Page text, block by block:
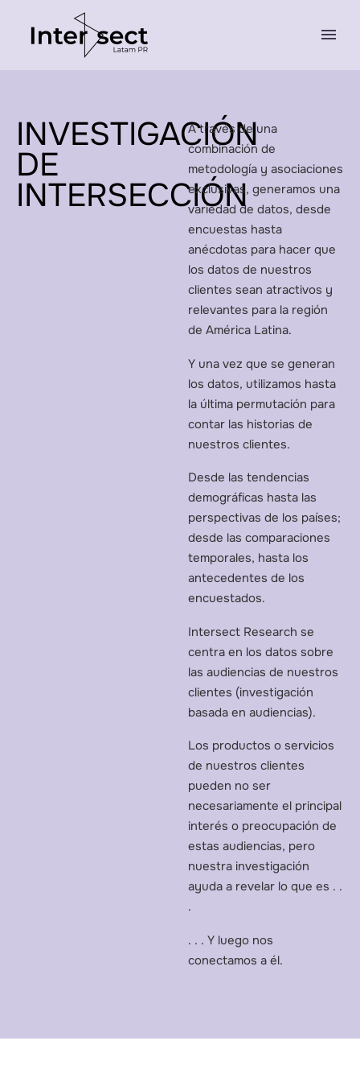
INVESTIGACIÓN
DE
INTERSECCIÓN
A través de una
combinación de
metodología y asociaciones
exclusivas, generamos una
variedad de datos, desde
encuestas hasta
anécdotas para hacer que
los datos de nuestros
clientes sean atractivos y
relevantes para la región
de América Latina.
Y una vez que se generan
los datos, utilizamos hasta
la última permutación para
contar las historias de
nuestros clientes.
Desde las tendencias
demográficas hasta las
perspectivas de los países;
desde las comparaciones
temporales, hasta los
antecedentes de los
encuestados.
Intersect Research se
centra en los datos sobre
las audiencias de nuestros
clientes (investigación
basada en audiencias).
Los productos o servicios
de nuestros clientes
pueden no ser
necesariamente el principal
interés o preocupación de
estas audiencias, pero
nuestra investigación
ayuda a revelar lo que es . .
.
. . . Y luego nos
conectamos a él.